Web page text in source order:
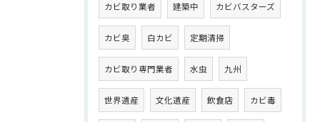
カビ取り業者 建築中 カビバスターズ
カビ臭 白カビ 定期清掃
カビ取り専門業者 水虫 九州
世界遺産 文化遺産 飲食店 カビ毒